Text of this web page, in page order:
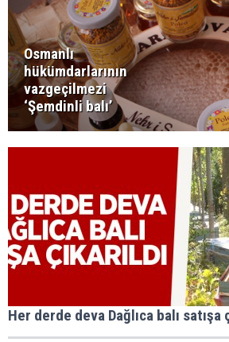
Osmanlı
hükümdarlarının
vazgeçilmezi
‘Şemdinli balı’
Her derde deva Dağlıca balı satışa